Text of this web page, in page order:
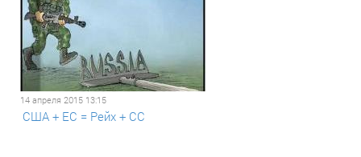
14 апреля 2015 13:15
США + ЕС = Рейх + СС